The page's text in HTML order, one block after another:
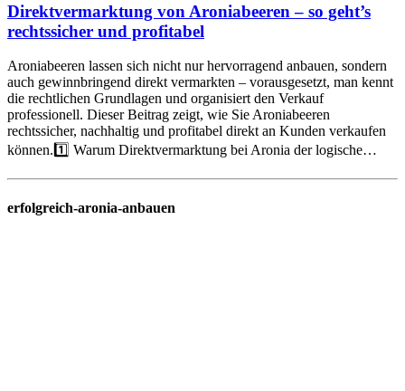
Direktvermarktung von Aroniabeeren – so geht’s
rechtssicher und profitabel
Aroniabeeren lassen sich nicht nur hervorragend anbauen, sondern
auch gewinnbringend direkt vermarkten – vorausgesetzt, man kennt
die rechtlichen Grundlagen und organisiert den Verkauf
professionell. Dieser Beitrag zeigt, wie Sie Aroniabeeren
rechtssicher, nachhaltig und profitabel direkt an Kunden verkaufen
können.1️⃣ Warum Direktvermarktung bei Aronia der logische…
erfolgreich-aronia-anbauen